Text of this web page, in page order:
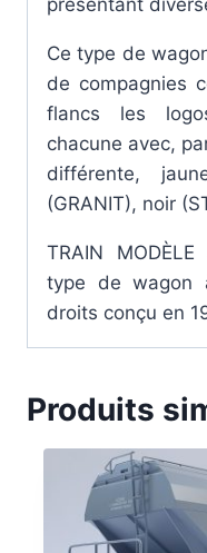
Ce type de
de compagnies
flancs les
chacune avec,
différente,
(GRANIT), noir
TRAIN
type de wagon
droits conçu en
Produits